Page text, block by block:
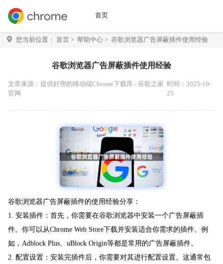
首页
您当前位置： 首页 > 帮助中心 > 谷歌浏览器广告屏蔽插件使用经验
谷歌浏览器广告屏蔽插件使用经验
文章来源： 提供好用的移动端Chrome下载库 - 谷歌之家
官网
时间：2025-10-
25
谷歌浏览器广告屏蔽插件的使用经验分享：
1. 安装插件：首先，你需要在谷歌浏览器中安装一个广告屏蔽插
件。你可以从Chrome Web Store下载并安装适合你需求的插件。例
如，Adblock Plus、uBlock Origin等都是常用的广告屏蔽插件。
2. 配置设置：安装完插件后，你需要对其进行配置设置。这通常包